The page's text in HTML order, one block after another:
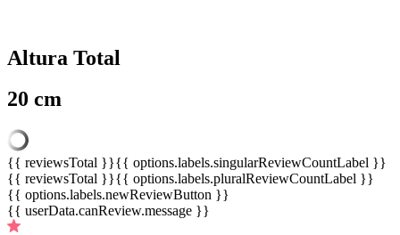
Altura Total
20 cm
{{ reviewsTotal }}{{ options.labels.singularReviewCountLabel }}
{{ reviewsTotal }}{{ options.labels.pluralReviewCountLabel }}
{{ options.labels.newReviewButton }}
{{ userData.canReview.message }}